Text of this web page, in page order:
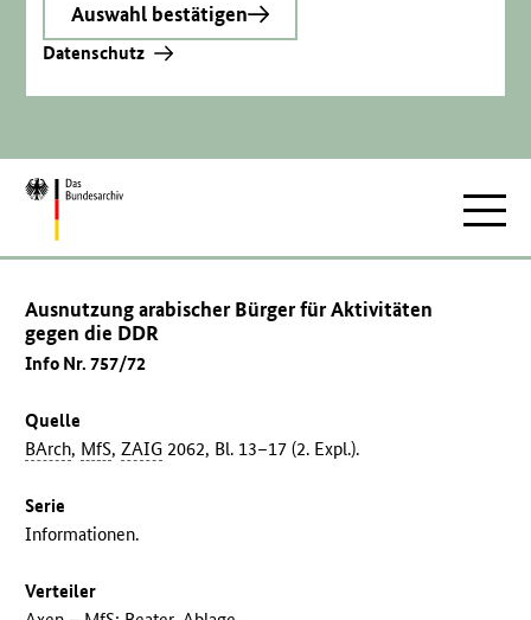
Auswahl bestätigen
Datenschutz
Zur
Ausnutzung arabischer Bürger für Aktivitäten
gegen die DDR
Info Nr. 757/72
Quelle
BArch, MfS,ZAIG 2062, Bl. 13–17 (2. Expl.).
Serie
Informationen.
Verteiler